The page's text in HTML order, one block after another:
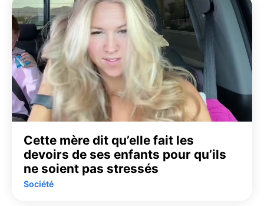
Cette mère dit qu’elle fait les
devoirs de ses enfants pour qu’ils
ne soient pas stressés
Société